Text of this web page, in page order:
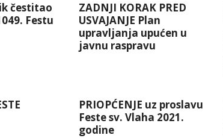
čestitao
Festu
ZADNJI KORAK PRED
USVAJANJE Plan
upravljanja upućen u
javnu raspravu
PRIOPĆENJE uz proslavu
Feste sv. Vlaha 2021.
godine